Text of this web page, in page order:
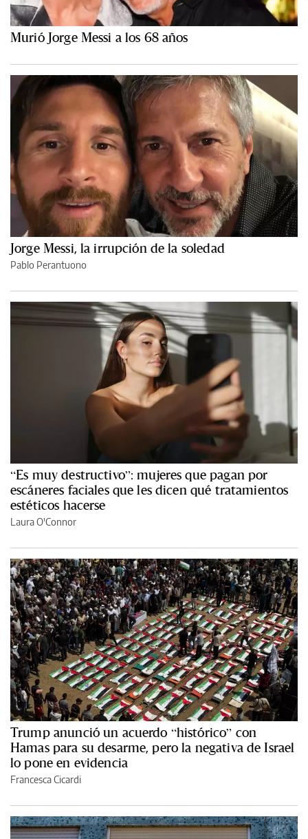
Murió Jorge Messi a los 68 años
Jorge Messi, la irrupción de la soledad
Pablo Perantuono
“Es muy destructivo”: mujeres que pagan por
escáneres faciales que les dicen qué tratamientos
estéticos hacerse
Laura O'Connor
Trump anunció un acuerdo “histórico” con
Hamas para su desarme, pero la negativa de Israel
lo pone en evidencia
Francesca Cicardi